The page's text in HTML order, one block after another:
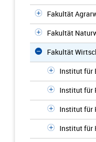
Fakultät
Fakultät
Fakultät
Institut für
Institut für
Institut für
Institut für